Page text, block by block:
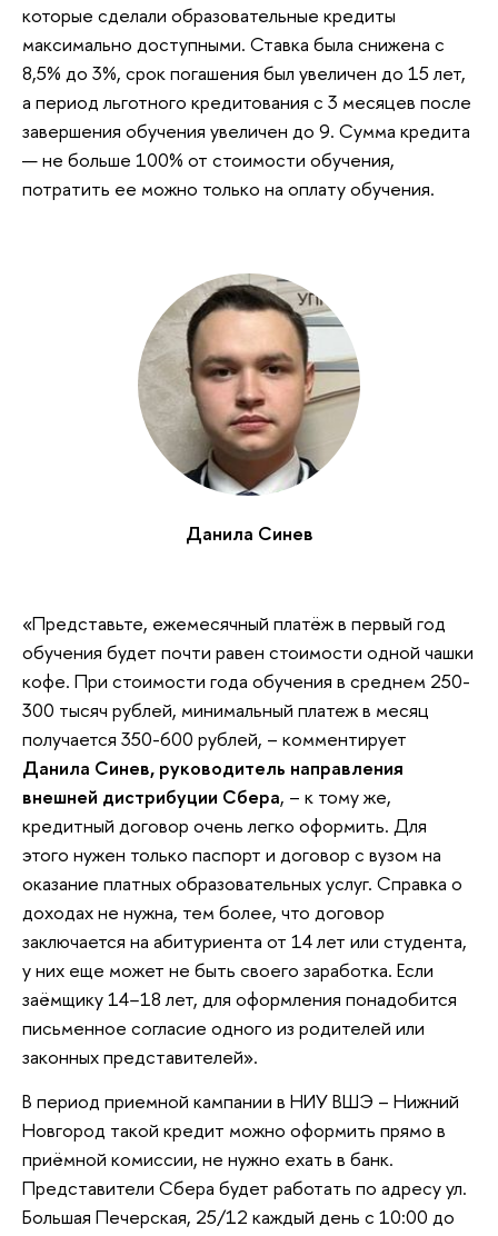
которые сделали образовательные кредиты
максимально доступными. Ставка была снижена с
8,5% до 3%, срок погашения был увеличен до 15 лет,
а период льготного кредитования с 3 месяцев после
завершения обучения увеличен до 9. Сумма кредита
— не больше 100% от стоимости обучения,
потратить ее можно только на оплату обучения.
Данила Синев
«Представьте, ежемесячный платёж в первый год
обучения будет почти равен стоимости одной чашки
кофе. При стоимости года обучения в среднем 250-
300 тысяч рублей, минимальный платеж в месяц
получается 350-600 рублей, – комментирует
Данила Синев, руководитель направления
внешней дистрибуции Сбера, – к тому же,
кредитный договор очень легко оформить. Для
этого нужен только паспорт и договор с вузом на
оказание платных образовательных услуг. Справка о
доходах не нужна, тем более, что договор
заключается на абитуриента от 14 лет или студента,
у них еще может не быть своего заработка. Если
заёмщику 14−18 лет, для оформления понадобится
письменное согласие одного из родителей или
законных представителей».
В период приемной кампании в НИУ ВШЭ – Нижний
Новгород такой кредит можно оформить прямо в
приёмной комиссии, не нужно ехать в банк.
Представители Сбера будет работать по адресу ул.
Большая Печерская, 25/12 каждый день с 10:00 до